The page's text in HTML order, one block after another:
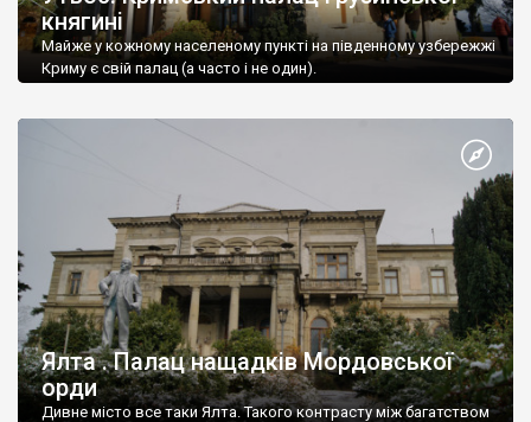
княгині
Майже у кожному населеному пункті на південному узбережжі
Криму є свій палац (а часто і не один).
Ялта . Палац нащадків Мордовської
орди
Дивне місто все таки Ялта. Такого контрасту між багатством